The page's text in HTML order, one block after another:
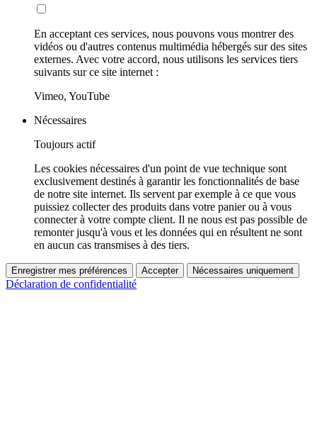
En acceptant ces services, nous pouvons vous montrer des
vidéos ou d'autres contenus multimédia hébergés sur des sites
externes. Avec votre accord, nous utilisons les services tiers
suivants sur ce site internet :
Vimeo, YouTube
Nécessaires
Toujours actif
Les cookies nécessaires d'un point de vue technique sont
exclusivement destinés à garantir les fonctionnalités de base
de notre site internet. Ils servent par exemple à ce que vous
puissiez collecter des produits dans votre panier ou à vous
connecter à votre compte client. Il ne nous est pas possible de
remonter jusqu'à vous et les données qui en résultent ne sont
en aucun cas transmises à des tiers.
Enregistrer mes préférences Accepter Nécessaires uniquement
Déclaration de confidentialité